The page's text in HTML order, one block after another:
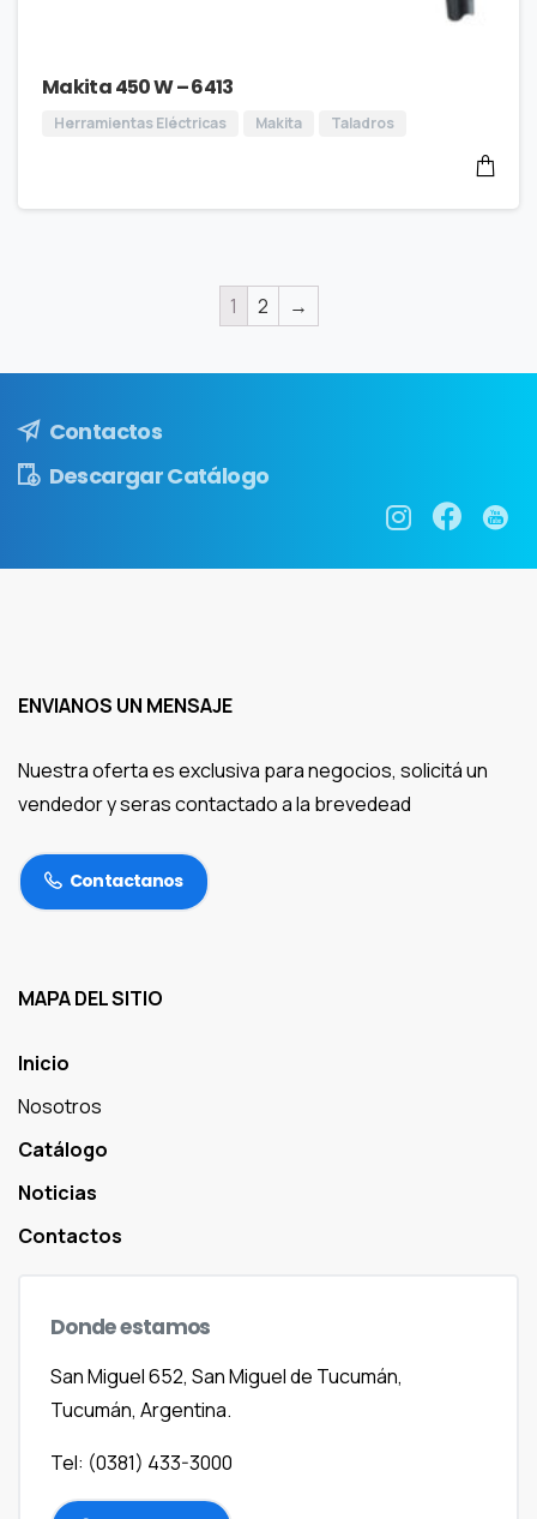
Makita 450 W – 6413
Herramientas Eléctricas Makita Taladros
1 2 →
Contactos
Descargar Catálogo
ENVIANOS UN MENSAJE
Nuestra oferta es exclusiva para negocios, solicitá un
vendedor y seras contactado a la brevedead
Contactanos
MAPA DEL SITIO
Inicio
Nosotros
Catálogo
Noticias
Contactos
Dondeestamos
San Miguel 652, San Miguel de Tucumán,
Tucumán, Argentina.
Tel: (0381) 433-3000